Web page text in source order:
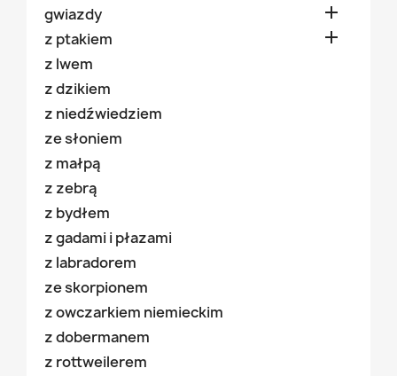
gwiazdy

z ptakiem 
z lwem
z dzikiem
z niedźwiedziem
ze słoniem
z małpą
z zebrą
z bydłem
z gadami i płazami
z labradorem
ze skorpionem
z owczarkiem niemieckim
z dobermanem
z rottweilerem